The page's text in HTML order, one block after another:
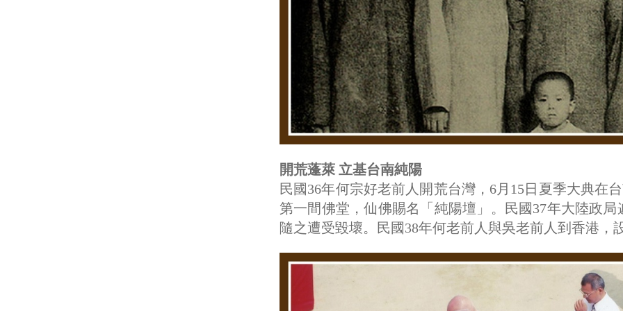
開荒蓬萊 立基台南純陽
民國36年何宗好老前人開荒台灣，6月15日夏季大典在
第一間佛堂，仙佛賜名「純陽壇」。民國37年大陸政
隨之遭受毀壞。民國38年何老前人與吳老前人到香港，